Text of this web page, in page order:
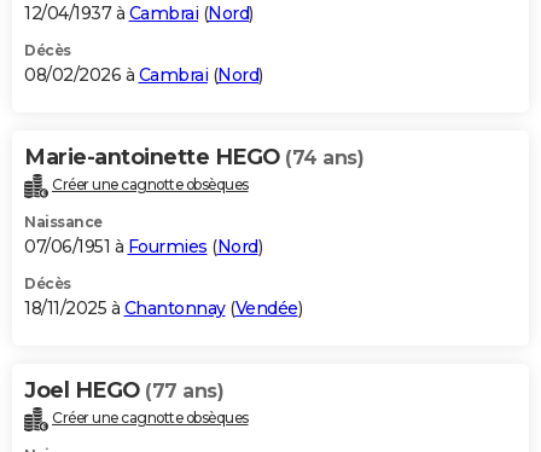
12/04/1937 à Cambrai (Nord)
Décès
08/02/2026 à Cambrai (Nord)
Marie-antoinette HEGO (74 ans)
Créer une cagnotte obsèques
Naissance
07/06/1951 à Fourmies (Nord)
Décès
18/11/2025 à Chantonnay(Vendée)
Joel HEGO (77 ans)
Créer une cagnotte obsèques